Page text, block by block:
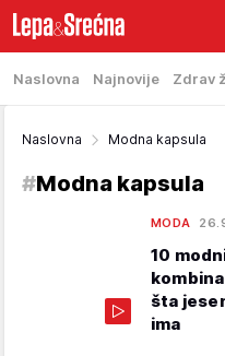
Naslovna Najnovije Zdrav
Naslovna Modna kapsula
#Modna kapsula
MODA
10
šta
ima